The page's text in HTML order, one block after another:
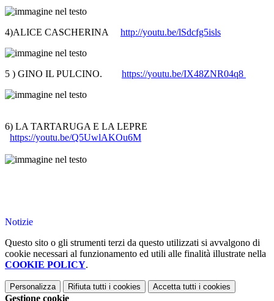
4)ALICE CASCHERINA http://youtu.be/lSdcfg5isls
5 ) GINO IL PULCINO. https://youtu.be/IX48ZNR04q8
6) LA TARTARUGA E LA LEPRE
https://youtu.be/Q5UwlAKOu6M
Notizie
Questo sito o gli strumenti terzi da questo utilizzati si avvalgono di
cookie necessari al funzionamento ed utili alle finalità illustrate nella
COOKIE POLICY.
Personalizza Rifiuta tutti i cookies Accetta tutti i cookies
Gestione cookie